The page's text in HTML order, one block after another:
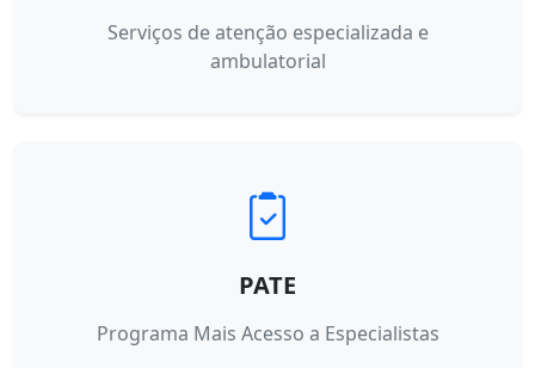
Serviços de atenção especializada e
ambulatorial
PATE
Programa Mais Acesso a Especialistas